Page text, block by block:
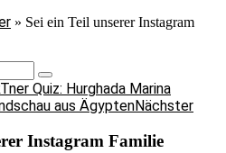
» Sei ein Teil unserer Instagram
Quiz: Hurghada Marina
aus ÄgyptenNächster
Instagram Familie